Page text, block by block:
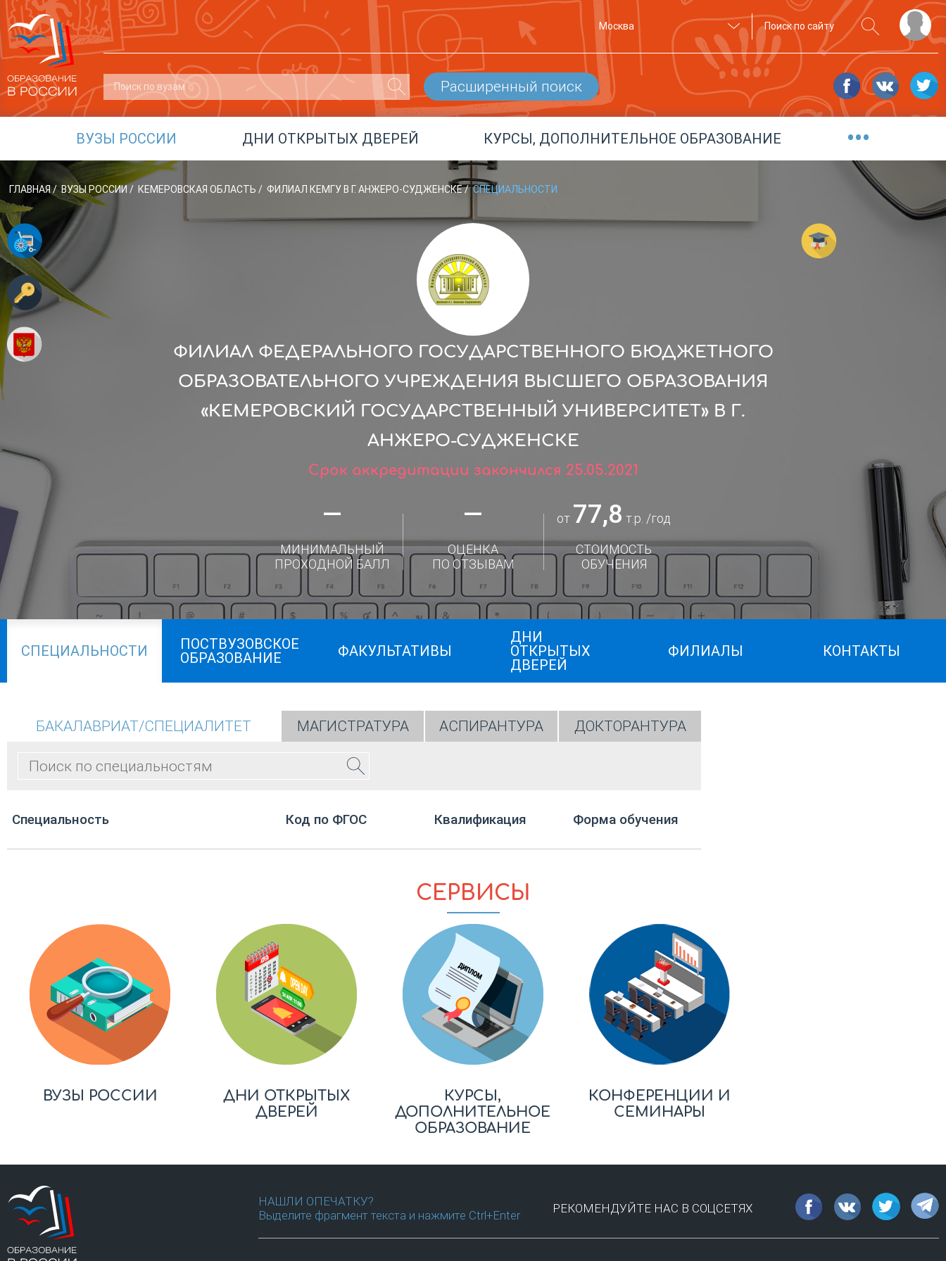
Москва
Расширенный поиск
ВУЗЫ РОССИИ ДНИ ОТКРЫТЫХ ДВЕРЕЙ КУРСЫ, ДОПОЛНИТЕЛЬНОЕ ОБРАЗОВАНИЕ •••
ГЛАВНАЯ/ ВУЗЫ РОССИИ / КЕМЕРОВСКАЯ ОБЛАСТЬ / ФИЛИАЛ КЕМГУ В Г. АНЖЕРО-СУДЖЕНСКЕ/ СПЕЦИАЛЬНОСТИ
ФИЛИАЛ ФЕДЕРАЛЬНОГО ГОСУДАРСТВЕННОГО БЮДЖЕТНОГО
ОБРАЗОВАТЕЛЬНОГО УЧРЕЖДЕНИЯ ВЫСШЕГО ОБРАЗОВАНИЯ
«КЕМЕРОВСКИЙ ГОСУДАРСТВЕННЫЙ УНИВЕРСИТЕТ» В Г.
АНЖЕРО-СУДЖЕНСКЕ
Срок аккредитации закончился 25.05.2021
—
МИНИМАЛЬНЫЙ
ПРОХОДНОЙ БАЛЛ
—
ОЦЕНКА
ПО ОТЗЫВАМ
от 77,8 т.р. /год
СТОИМОСТЬ
ОБУЧЕНИЯ
СПЕЦИАЛЬНОСТИ
ПОСТВУЗОВСКОЕ
ОБРАЗОВАНИЕ
ФАКУЛЬТАТИВЫ
ДНИ
ОТКРЫТЫХ
ДВЕРЕЙ
ФИЛИАЛЫ КОНТАКТЫ
БАКАЛАВРИАТ/СПЕЦИАЛИТЕТ МАГИСТРАТУРА АСПИРАНТУРА ДОКТОРАНТУРА
Cпециальность Код по ФГОС Квалификация Форма обучения
СЕРВИСЫ
ВУЗЫ РОССИИ
ДНИ ОТКРЫТЫХ
ДВЕРЕЙ
КУРСЫ,
ДОПОЛНИТЕЛЬНОЕ
ОБРАЗОВАНИЕ
КОНФЕРЕНЦИИ И
СЕМИНАРЫ
НАШЛИ ОПЕЧАТКУ?
Выделите фрагмент текста и нажмите Ctrl+Enter
РЕКОМЕНДУЙТЕ НАС В СОЦСЕТЯХ